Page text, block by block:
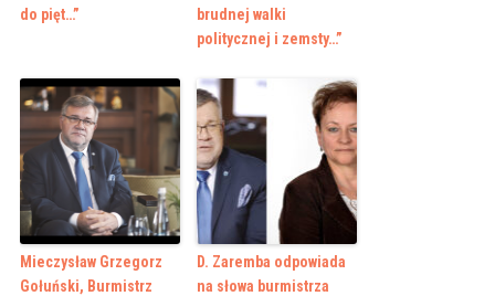
do pięt…”
brudnej walki
politycznej i zemsty…”
Mieczysław Grzegorz
Gołuński, Burmistrz
D. Zaremba odpowiada
na słowa burmistrza